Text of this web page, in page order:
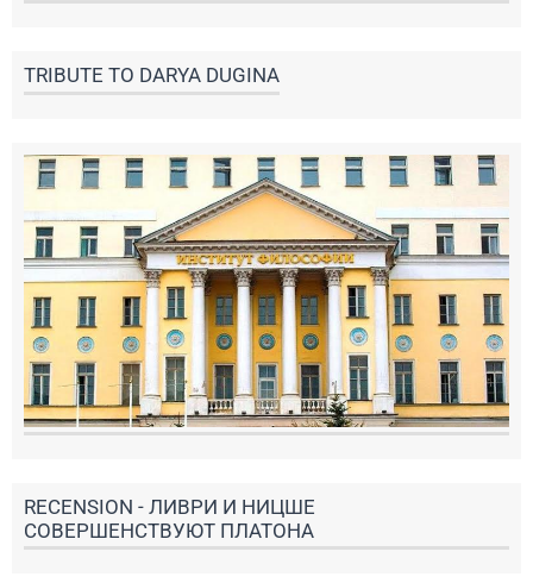
TRIBUTE TO DARYA DUGINА
RECENSION - ЛИВРИ И НИЦШЕ
СОВЕРШЕНСТВУЮТ ПЛАТОНА